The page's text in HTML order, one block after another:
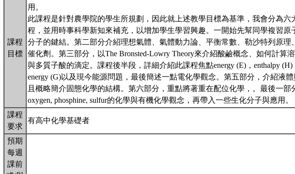
課程
目標
用。
此課程是針對農學院的學生所規劃，因此就上述教學目標為基準，我會分為六
程，並用時事科學新知來補充，以增加學生學習興趣。一開始先幫同學複習原
分子的鍵結。第二部分介紹理想氣體、氣體動力論、平衡常數、勒沙特列原理
催化劑。第三部分，以The Bronsted-Lowry Theory來介紹酸鹼概念、如何計算
與多質子酸的滴定。課程後半段，詳細介紹此課程焦點energy (E)，enthalpy (H)
energy (G)以及現今能源問題，最後簡述一點電化學觀念。第五部分，介紹液
且概略簡介固態化學的結構。第六部分，重點將著重在配位化學，。最後一部
oxygen, phosphine, sulfur的化學與有機化學觀念，再帶入一些生化分子與應用。
課程
要求
有高中化學基礎者
預期
每週
課前